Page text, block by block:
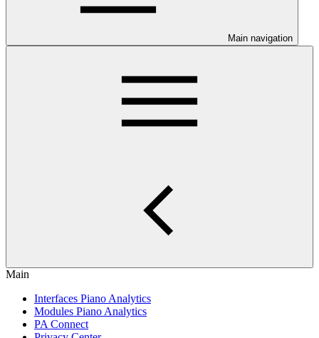
Main navigation
Main
Interfaces Piano Analytics
Modules Piano Analytics
PA Connect